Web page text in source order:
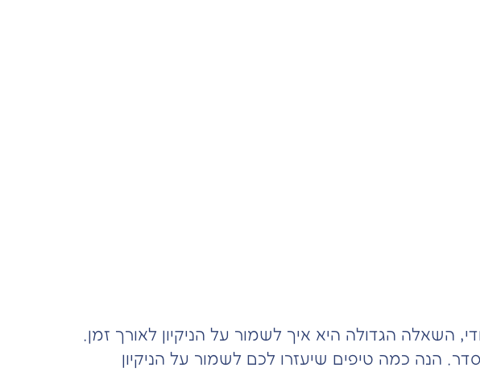
השאלה הגדולה היא איך לשמור על הניקיון לאורך זמן.
הנה כמה טיפים שיעזרו לכם לשמור על הניקיון